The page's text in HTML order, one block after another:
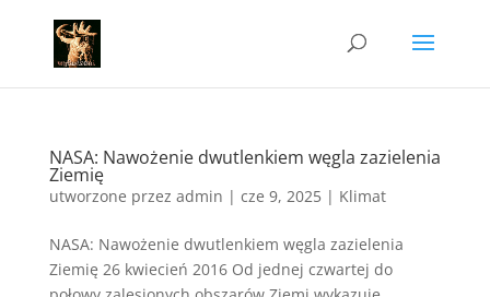
NASA: Nawożenie dwutlenkiem węgla zazielenia
Ziemię
utworzone przez admin | cze 9, 2025| Klimat
NASA: Nawożenie dwutlenkiem węgla zazielenia
Ziemię 26 kwiecień 2016 Od jednej czwartej do